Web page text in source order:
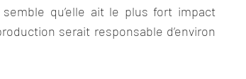
qu’elle ait le plus fort impact
serait responsable d’environ